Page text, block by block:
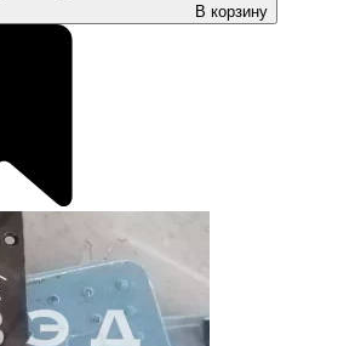
В корзину